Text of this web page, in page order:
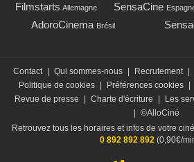
Filmstarts Allemagne SensaCine
AdoroCinema Brésil
Contact Qui sommes-nous Recrutement
Politique de cookies
Préférences cookies
Revue de presse
Charte d'écriture Les
©AlloCiné
Retrouvez tous les horaires et infos de votre
0 892 892 892(0,90€/